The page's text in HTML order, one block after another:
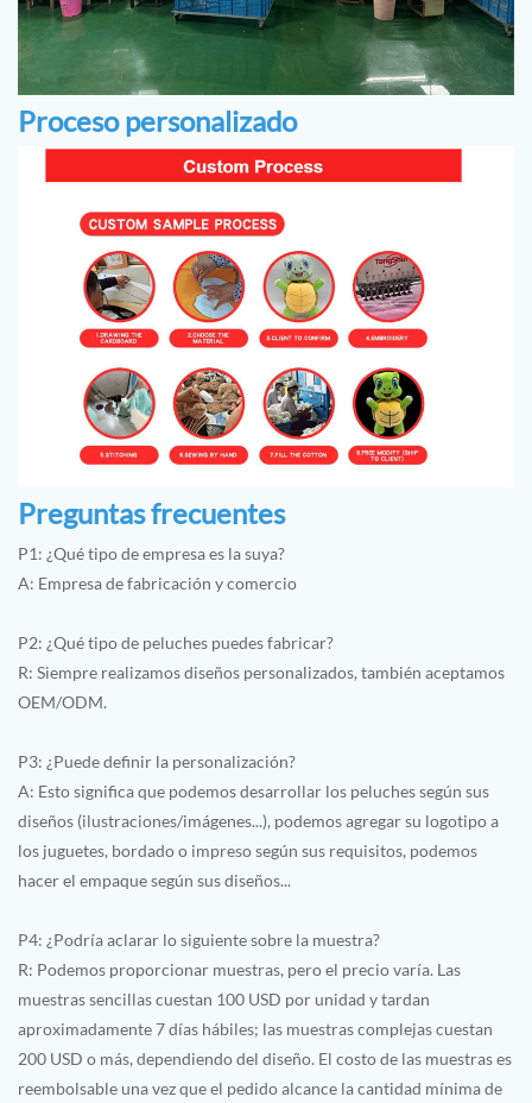
Proceso personalizado
Preguntas frecuentes
P1: ¿Qué tipo de empresa es la suya?
A: Empresa de fabricación y comercio
P2: ¿Qué tipo de peluches puedes fabricar?
R: Siempre realizamos diseños personalizados, también aceptamos
OEM/ODM.
P3: ¿Puede definir la personalización?
A: Esto significa que podemos desarrollar los peluches según sus
diseños (ilustraciones/imágenes...), podemos agregar su logotipo a
los juguetes, bordado o impreso según sus requisitos, podemos
hacer el empaque según sus diseños...
P4: ¿Podría aclarar lo siguiente sobre la muestra?
R: Podemos proporcionar muestras, pero el precio varía. Las
muestras sencillas cuestan 100 USD por unidad y tardan
aproximadamente 7 días hábiles; las muestras complejas cuestan
200 USD o más, dependiendo del diseño. El costo de las muestras es
reembolsable una vez que el pedido alcance la cantidad mínima de